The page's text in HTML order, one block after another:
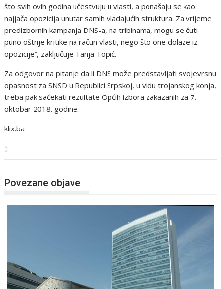
što svih ovih godina učestvuju u vlasti, a ponašaju se kao
najjača opozicija unutar samih vladajućih struktura. Za vrijeme
predizbornih kampanja DNS-a, na tribinama, mogu se čuti
puno oštrije kritike na račun vlasti, nego što one dolaze iz
opozicije”, zaključuje Tanja Topić.
Za odgovor na pitanje da li DNS može predstavljati svojevrsnu
opasnost za SNSD u Republici Srpskoj, u vidu trojanskog konja,
treba pak sačekati rezultate Općih izbora zakazanih za 7.
oktobar 2018. godine.
klix.ba
Povezane objave